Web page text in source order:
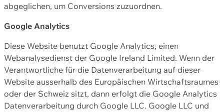
abgeglichen, um Conversions zuzuordnen.
Google Analytics
Diese Website benutzt Google Analytics, einen
Webanalysedienst der Google Ireland Limited. Wenn der
Verantwortliche für die Datenverarbeitung auf dieser
Website ausserhalb des Europäischen Wirtschaftsraumes
oder der Schweiz sitzt, dann erfolgt die Google Analytics
Datenverarbeitung durch Google LLC. Google LLC und